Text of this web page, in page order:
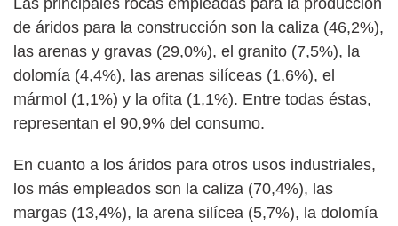
de áridos para la construcción son la caliza (46,2%),
las arenas y gravas (29,0%), el granito (7,5%), la
dolomía (4,4%), las arenas silíceas (1,6%), el
mármol (1,1%) y la ofita (1,1%). Entre todas éstas,
representan el 90,9% del consumo.
En cuanto a los áridos para otros usos industriales,
los más empleados son la caliza (70,4%), las
margas (13,4%), la arena silícea (5,7%), la dolomía